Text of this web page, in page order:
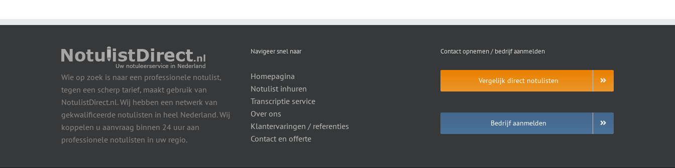
Wie op zoek is naar een professionele notulist,
tegen een scherp tarief, maakt gebruik van
NotulistDirect.nl. Wij hebben een netwerk van
gekwalificeerde notulisten in heel Nederland. Wij
koppelen u aanvraag binnen 24 uur aan
professionele notulisten in uw regio.
Navigeer snel naar
Homepagina
Notulist inhuren
Transcriptie service
Over ons
Klantervaringen / referenties
Contact en offerte
Contact opnemen / bedrijf aanmelden
Vergelijk direct notulisten
Bedrijf aanmelden